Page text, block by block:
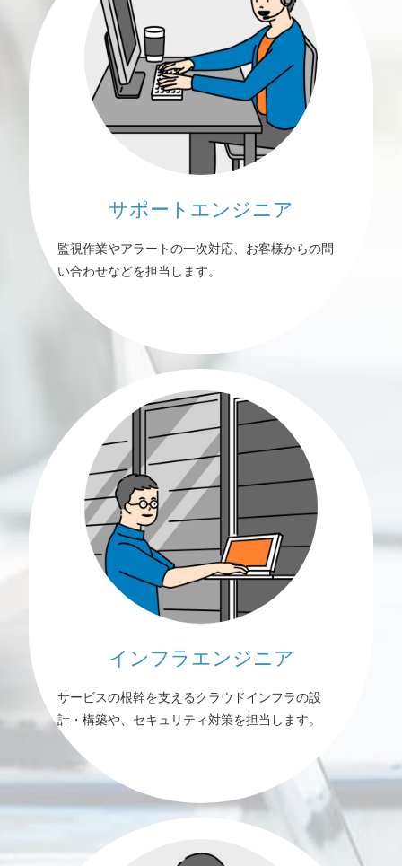
サポートエンジニア
監視作業やアラートの一次対応、お客様からの問
い合わせなどを担当します。
インフラエンジニア
サービスの根幹を支えるクラウドインフラの設
計・構築や、セキュリティ対策を担当します。